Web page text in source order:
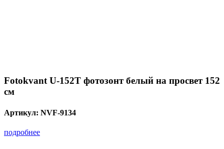
Fotokvant U-152T фотозонт белый на просвет 152
см
Артикул: NVF-9134
подробнее